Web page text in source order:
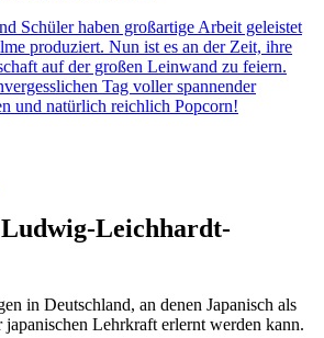
Schüler haben großartige Arbeit geleistet
produziert. Nun ist es an der Zeit, ihre
auf der großen Leinwand zu feiern.
Tag voller spannender
und natürlich reichlich Popcorn!
Ludwig-Leichhardt-
in Deutschland, an denen Japanisch als
japanischen Lehrkraft erlernt werden kann.